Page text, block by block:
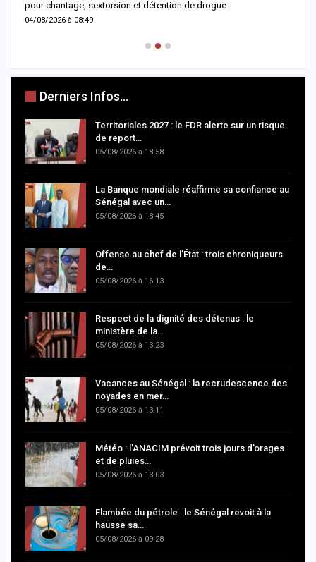
pour chantage, sextorsion et détention de drogue
04/08/2026 à 08:49
Derniers Infos...
Territoriales 2027 : le FDR alerte sur un risque
de report…
05/08/2026 à 18:58
La Banque mondiale réaffirme sa confiance au
Sénégal avec un…
05/08/2026 à 18:45
Offense au chef de l’État : trois chroniqueurs
de…
05/08/2026 à 16:13
Respect de la dignité des détenus : le
ministère de la…
05/08/2026 à 13:23
Vacances au Sénégal : la recrudescence des
noyades en mer…
05/08/2026 à 13:11
Météo : l’ANACIM prévoit trois jours d’orages
et de pluies…
05/08/2026 à 13:03
Flambée du pétrole : le Sénégal revoit à la
hausse sa…
05/08/2026 à 09:28